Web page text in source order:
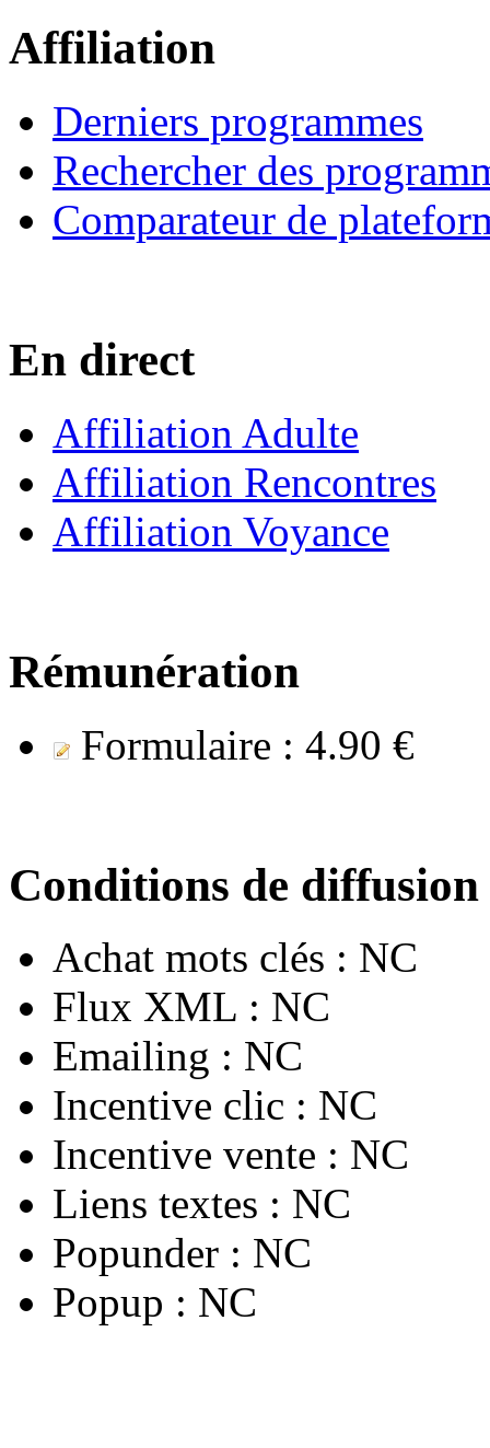
Affiliation
Derniers programmes
Rechercher des
Comparateur de
En direct
Affiliation Adulte
Affiliation Rencontres
Affiliation Voyance
Rémunération
Formulaire : 4.90 €
Conditions de diffusion
Achat mots clés : NC
Flux XML : NC
Emailing : NC
Incentive clic : NC
Incentive vente : NC
Liens textes : NC
Popunder : NC
Popup : NC